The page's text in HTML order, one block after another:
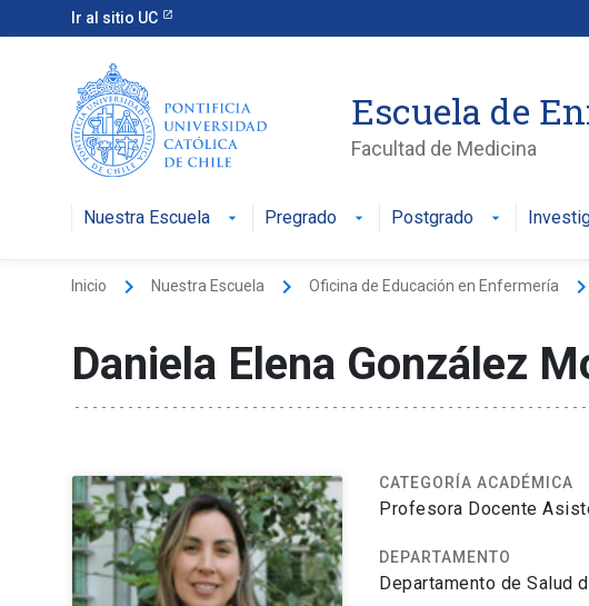
Ir al sitio UC
Escuela de
Facultad de Medicina
Nuestra Escuela Pregrado Postgrado
Inicio keyboard_arrow_right Nuestra Escuela keyboard_arrow_right Oficina de Educación en Enfermería keyboard_arrow_right
Daniela Elena González
CATEGORÍA ACADÉMICA
Profesora Docente
DEPARTAMENTO
Departamento de Salud